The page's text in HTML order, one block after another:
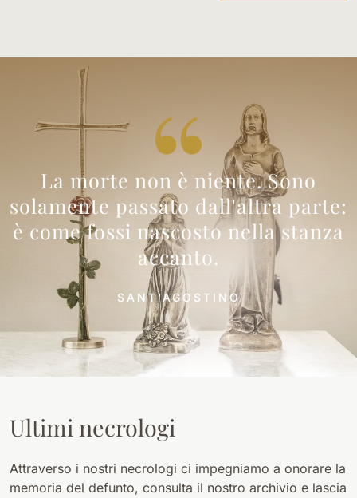
La morte non è niente. Sono
solamente passato dall'altra parte:
è come fossi nascosto nella stanza
accanto.
SANT'AGOSTINO
Ultimi necrologi
Attraverso i nostri necrologi ci impegniamo a onorare la
memoria del defunto, consulta il nostro archivio e lascia